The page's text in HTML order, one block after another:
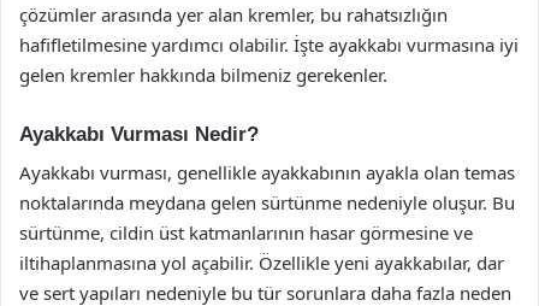
çözümler arasında yer alan kremler, bu rahatsızlığın
hafifletilmesine yardımcı olabilir. İşte ayakkabı vurmasına iyi
gelen kremler hakkında bilmeniz gerekenler.
Ayakkabı Vurması Nedir?
Ayakkabı vurması, genellikle ayakkabının ayakla olan temas
noktalarında meydana gelen sürtünme nedeniyle oluşur. Bu
sürtünme, cildin üst katmanlarının hasar görmesine ve
iltihaplanmasına yol açabilir. Özellikle yeni ayakkabılar, dar
ve sert yapıları nedeniyle bu tür sorunlara daha fazla neden